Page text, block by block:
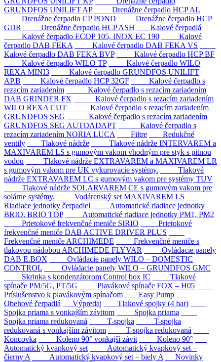
GRUNDFOS UNILIFT AP
Drenážne čerpadlo HCP AL
Drenážne čerpadlo CP POND
Drenážne čerpadlo HCP
GDR
Drenážne čerpadlo HCP ASH
Kalové čerpadlá
Kalové čerpadlo ECOP 105, INOX EC 190
Kalové
čerpadlo DAB FEKA
Kalové čerpadlo DAB FEKA VS
Kalové čerpadlo DAB FEKA BVP
Kalové čerpadlo HCP BF
Kalové čerpadlo WILO TP
Kalové čerpadlo WILO
REXA MINI3
Kalové čerpadlo GRUNDFOS UNILIFT
AP.B
Kalové čerpadlo HCP 32GF
Kalové čerpadlo s
rezacím zariadením
Kalové čerpadlo s rezacím zariadením
DAB GRINDER FX
Kalové čerpadlo s rezacím zariadením
WILO REXA CUT
Kalové čerpadlo s rezacím zariadením
GRUNDFOS SEG
Kalové čerpadlo s rezacím zariadením
GRUNDFOS SEG AUTOADAPT
Kalové čerpadlo s
rezacím zariadením NORIA LUCA
Filtre
Redukčné
ventily
Tlakové nádrže
Tlakové nádrže INTERVAREM a
MAXIVAREM LS s gumovým vakom vhodným pre styk s pitnou
vodou
Tlakové nádrže EXTRAVAREM a MAXIVAREM LR
s gumovým vakom pre UK vykurovacie systémy.
Tlakové
nádrže EXTRAVAREM LC s gumovým vakom pre systémy TUV
Tlakové nádrže SOLARVAREM CE s gumovým vakom pre
solárne systémy.
Vodárenský set MAXIVAREM LS
Riadiace jednotky čerpadiel
Automatické riadiace jednotky
BRIO, BRIO TOP
Automatické riadiace jednotky PM1, PM2
Prietokové frekvenčné meniče SIRIO
Prietokové
frekvenčné meniče DAB ACTIVE DRIVER PLUS
Frekvenčné meniče ARCHIMEDE
Frekvenčné meniče s
tlakovou nádobou ARCHIMEDE FLYVAR
Ovládacie panely
DAB E.BOX
Ovládacie panely WILO – DOMESTIC
CONTROL
Ovládacie panely WILO – GRUNDFOS GMC
Skrinka s kondenzátorom Control box IC
Tlakové
spínače PM/5G, PT/5G
Plavákové spínače FOX – H05
Príslušenstvo k plavákovým spínačom
Easy Pump
Obehové čerpadlá
Výpredaj
Tlakové spojky (4 bar)
Spojka priama s vonkajším závitom
Spojka priama
Spojka priama redukovaná
T-spojka
T-spojka
redukovaná s vonkajším závitom
T-spojka redukovaná
Koncovka
Koleno 90° vonkajší závit
Koleno 90°
Automatický kvapkový set
Automatický kvapkový set –
čierny A
Automatický kvapkový set – biely A Novinky